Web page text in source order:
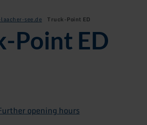
see.de Truck-Point ED
Point ED
opening hours